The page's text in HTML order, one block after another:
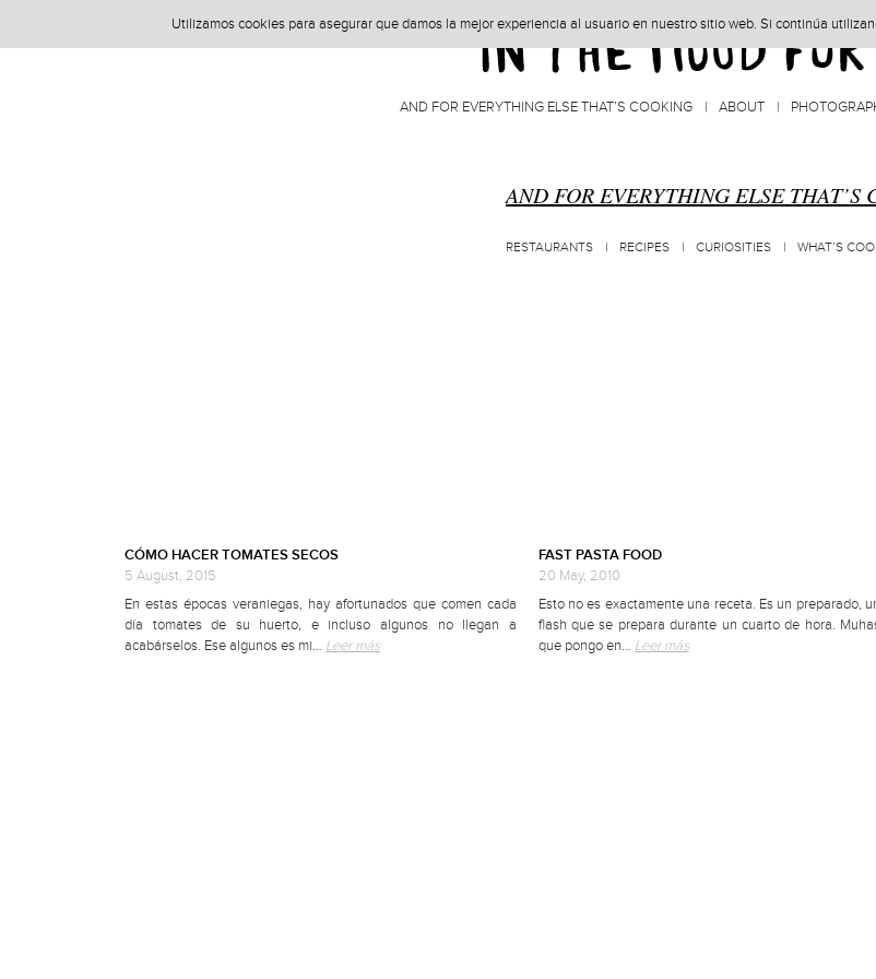
AND FOR EVERYTHING ELSE THAT’S COOKING ABOUT
AND FOR EVERYTHING ELSE THAT’S
RESTAURANTS RECIPES CURIOSITIES WHAT’S
CÓMO HACER TOMATES SECOS
5 August, 2015
En estas épocas veraniegas, hay afortunados que comen cada
día tomates de su huerto, e incluso algunos no llegan a
acabárselos. Ese algunos es mi… Leer más
FAST PASTA FOOD
20 May, 2010
Esto no es exactamente una receta. Es un preparado,
flash que se prepara durante un cuarto de hora.
que pongo en… Leer más
Utilizamos cookies para asegurar que damos la mejor experiencia al usuario en nuestro sitio web. Si continúa